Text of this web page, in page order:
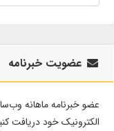
عضویت خبرنامه
عضو خبرنامه ماهانه
الکترونیک خود دریافت کنید.